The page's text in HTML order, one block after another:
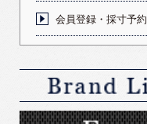
会員登録・採寸予約